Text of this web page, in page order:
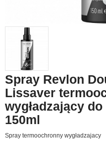
Spray Revlon
Lissaver
wygładzający
150ml
Spray termoochronny wygładzajacy